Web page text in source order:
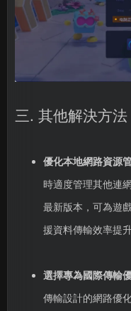
三. 其他解決方法
優化本地網路資源
時適度管理其他連
最新版本，可為遊
援資料傳輸效率提升
選擇專為國際傳輸
傳輸設計的網路優